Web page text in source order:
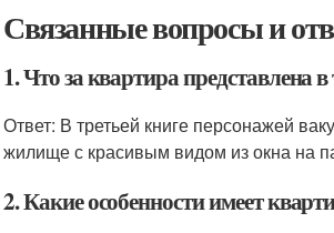
Связанные вопросы и
1. Что за квартира представлена
Ответ: В третьей книге персонажей
жилище с красивым видом из окна на
2. Какие особенности имеет